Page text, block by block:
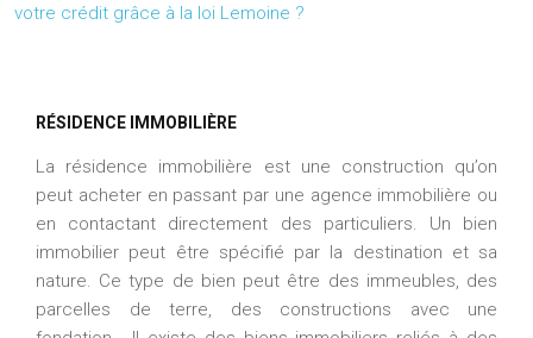
votre crédit grâce à la loi Lemoine ?
RÉSIDENCE IMMOBILIÈRE
La résidence immobilière est une construction qu’on
peut acheter en passant par une agence immobilière ou
en contactant directement des particuliers. Un bien
immobilier peut être spécifié par la destination et sa
nature. Ce type de bien peut être des immeubles, des
parcelles de terre, des constructions avec une